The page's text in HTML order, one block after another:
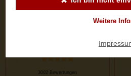
Weitere
3002 Bewertungen